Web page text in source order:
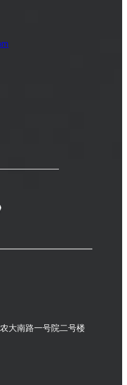
大南路一号院二号楼